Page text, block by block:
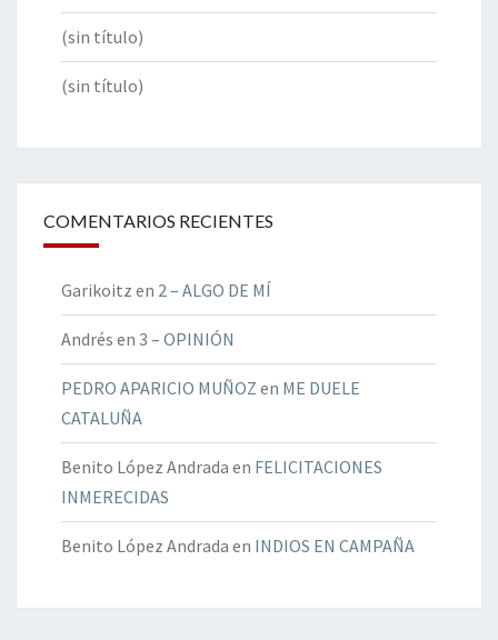
(sin título)
(sin título)
COMENTARIOS RECIENTES
Garikoitz en 2 – ALGO DE MÍ
Andrés en 3 – OPINIÓN
PEDRO APARICIO MUÑOZ en ME DUELE
CATALUÑA
Benito López Andrada en FELICITACIONES
INMERECIDAS
Benito López Andrada en INDIOS EN CAMPAÑA